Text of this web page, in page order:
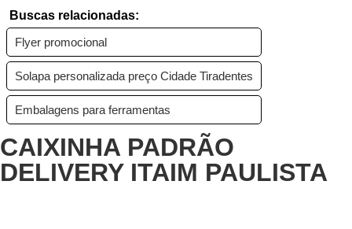
Buscas relacionadas:
Flyer promocional
Solapa personalizada preço Cidade Tiradentes
Embalagens para ferramentas
CAIXINHA PADRÃO
DELIVERY ITAIM PAULISTA